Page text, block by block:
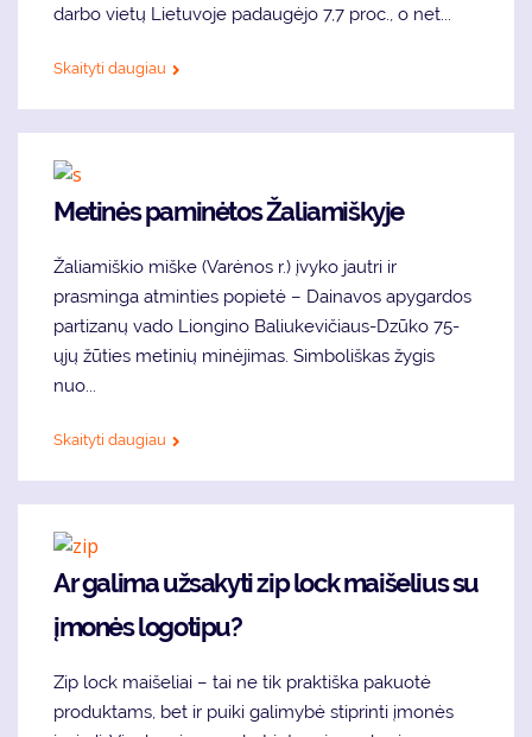
darbo vietų Lietuvoje padaugėjo 7,7 proc., o net...
Skaityti daugiau
Metinės paminėtos Žaliamiškyje
Žaliamiškio miške (Varėnos r.) įvyko jautri ir
prasminga atminties popietė – Dainavos apygardos
partizanų vado Liongino Baliukevičiaus-Dzūko 75-
ųjų žūties metinių minėjimas. Simboliškas žygis
nuo...
Skaityti daugiau
Ar galima užsakyti zip lock maišelius su
įmonės logotipu?
Zip lock maišeliai – tai ne tik praktiška pakuotė
produktams, bet ir puiki galimybė stiprinti įmonės